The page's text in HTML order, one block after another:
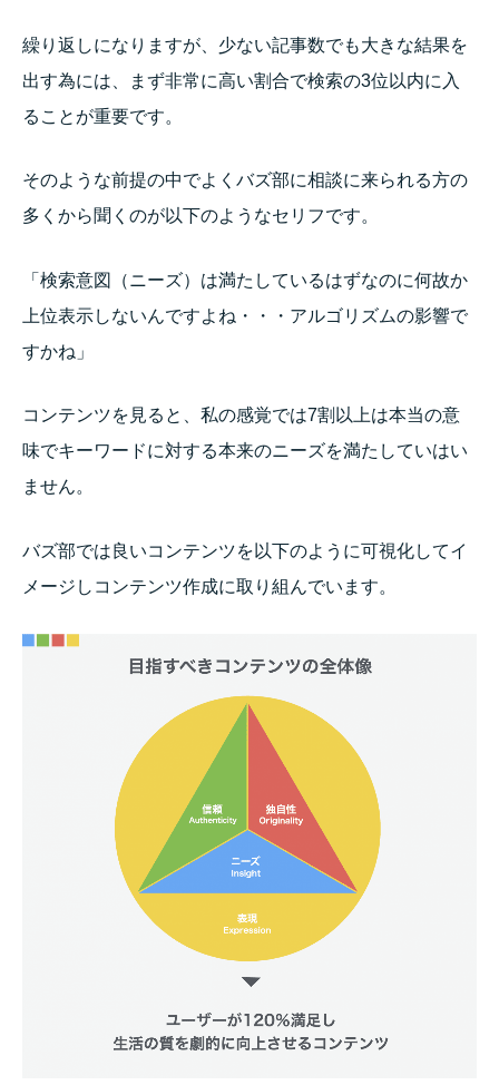
繰り返しになりますが、少ない記事数でも大きな結果を
出す為には、まず非常に高い割合で検索の3位以内に入
ることが重要です。
そのような前提の中でよくバズ部に相談に来られる方の
多くから聞くのが以下のようなセリフです。
「検索意図（ニーズ）は満たしているはずなのに何故か
上位表示しないんですよね・・・アルゴリズムの影響で
すかね」
コンテンツを見ると、私の感覚では7割以上は本当の意
味でキーワードに対する本来のニーズを満たしていはい
ません。
バズ部では良いコンテンツを以下のように可視化してイ
メージしコンテンツ作成に取り組んでいます。